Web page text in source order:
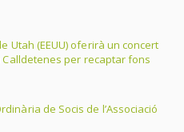
Utah (EEUU) oferirà un concert
per recaptar fons
de Socis de l’Associació